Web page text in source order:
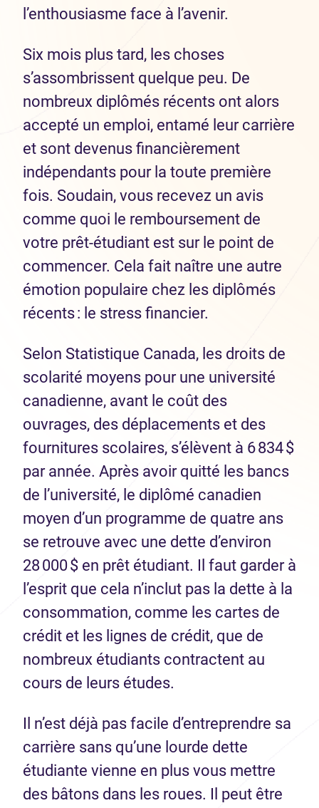
l’enthousiasme face à l’avenir.
Six mois plus tard, les choses
s’assombrissent quelque peu. De
nombreux diplômés récents ont alors
accepté un emploi, entamé leur carrière
et sont devenus financièrement
indépendants pour la toute première
fois. Soudain, vous recevez un avis
comme quoi le remboursement de
votre prêt-étudiant est sur le point de
commencer. Cela fait naître une autre
émotion populaire chez les diplômés
récents : le stress financier.
Selon Statistique Canada, les droits de
scolarité moyens pour une université
canadienne, avant le coût des
ouvrages, des déplacements et des
fournitures scolaires, s’élèvent à 6 834 $
par année. Après avoir quitté les bancs
de l’université, le diplômé canadien
moyen d’un programme de quatre ans
se retrouve avec une dette d’environ
28 000 $ en prêt étudiant. Il faut garder à
l’esprit que cela n’inclut pas la dette à la
consommation, comme les cartes de
crédit et les lignes de crédit, que de
nombreux étudiants contractent au
cours de leurs études.
Il n’est déjà pas facile d’entreprendre sa
carrière sans qu’une lourde dette
étudiante vienne en plus vous mettre
des bâtons dans les roues. Il peut être